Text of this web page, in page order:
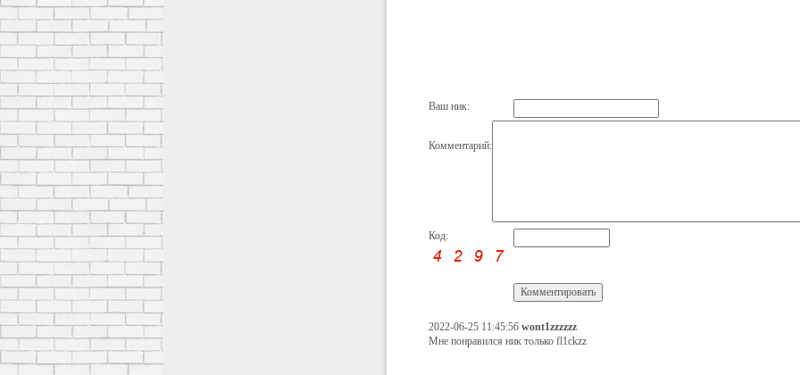
Ваш ник:
Комментарий:
Код:
2022-06-25 11:45:56 wont1zzzzzz
Мне понравился ник только fl1ckzz